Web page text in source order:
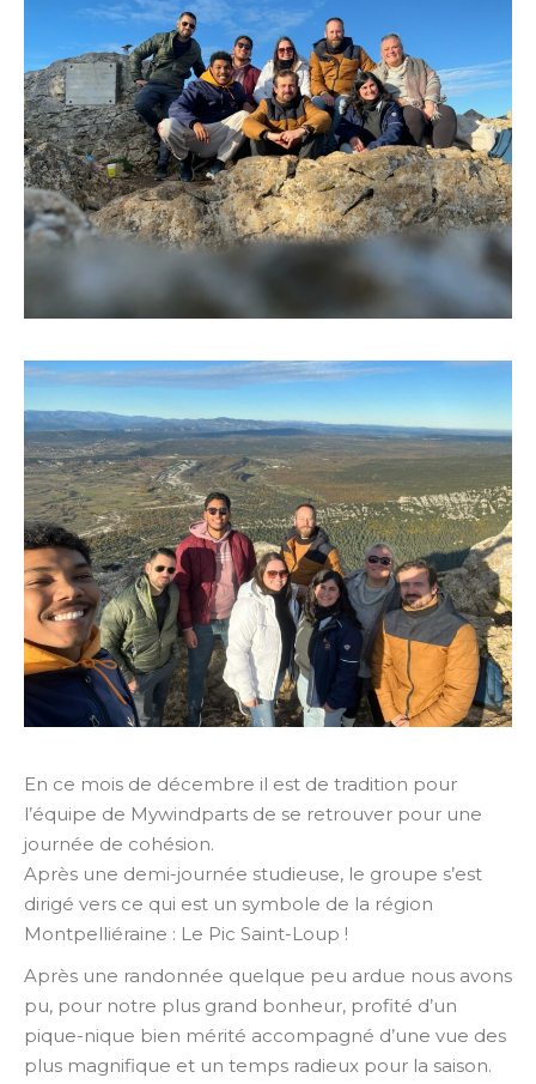
En ce mois de décembre il est de tradition pour
l’équipe de Mywindparts de se retrouver pour une
journée de cohésion.
Après une demi-journée studieuse, le groupe s’est
dirigé vers ce qui est un symbole de la région
Montpelliéraine : Le Pic Saint-Loup !
Après une randonnée quelque peu ardue nous avons
pu, pour notre plus grand bonheur, profité d’un
pique-nique bien mérité accompagné d’une vue des
plus magnifique et un temps radieux pour la saison.